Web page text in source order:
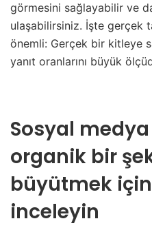
görmesini sağlayabilir ve
ulaşabilirsiniz. İşte gerçek
önemli: Gerçek bir kitleye
yanıt oranlarını büyük
Sosyal medya
organik bir
büyütmek
inceleyin